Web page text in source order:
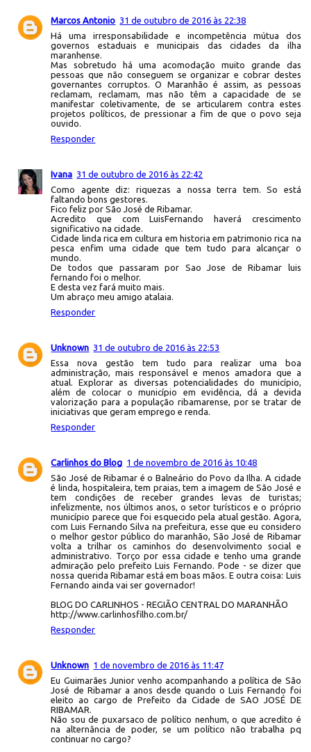
Marcos Antonio 31 de outubro de 2016 às 22:38
Há uma irresponsabilidade e incompetência mútua dos
governos estaduais e municipais das cidades da ilha
maranhense.
Mas sobretudo há uma acomodação muito grande das
pessoas que não conseguem se organizar e cobrar destes
governantes corruptos. O Maranhão é assim, as pessoas
reclamam, reclamam, mas não têm a capacidade de se
manifestar coletivamente, de se articularem contra estes
projetos políticos, de pressionar a fim de que o povo seja
ouvido.
Responder
Ivana 31 de outubro de 2016 às 22:42
Como agente diz: riquezas a nossa terra tem. So está
faltando bons gestores.
Fico feliz por São José de Ribamar.
Acredito que com LuisFernando haverá crescimento
significativo na cidade.
Cidade linda rica em cultura em historia em patrimonio rica na
pesca enfim uma cidade que tem tudo para alcançar o
mundo.
De todos que passaram por Sao Jose de Ribamar luis
fernando foi o melhor.
E desta vez fará muito mais.
Um abraço meu amigo atalaia.
Responder
Unknown 31 de outubro de 2016 às 22:53
Essa nova gestão tem tudo para realizar uma boa
administração, mais responsável e menos amadora que a
atual. Explorar as diversas potencialidades do município,
além de colocar o município em evidência, dá a devida
valorização para a população ribamarense, por se tratar de
iniciativas que geram emprego e renda.
Responder
Carlinhos do Blog 1 de novembro de 2016 às 10:48
São José de Ribamar é o Balneário do Povo da Ilha. A cidade
é linda, hospitaleira, tem praias, tem a imagem de São José e
tem condições de receber grandes levas de turistas;
infelizmente, nos últimos anos, o setor turísticos e o próprio
município parece que foi esquecido pela atual gestão. Agora,
com Luis Fernando Silva na prefeitura, esse que eu considero
o melhor gestor público do maranhão, São José de Ribamar
volta a trilhar os caminhos do desenvolvimento social e
administrativo. Torço por essa cidade e tenho uma grande
admiração pelo prefeito Luis Fernando. Pode - se dizer que
nossa querida Ribamar está em boas mãos. E outra coisa: Luis
Fernando ainda vai ser governador!
BLOG DO CARLINHOS - REGIÃO CENTRAL DO MARANHÃO
http://www.carlinhosfilho.com.br/
Responder
Unknown 1 de novembro de 2016 às 11:47
Eu Guimarães Junior venho acompanhando a política de São
José de Ribamar a anos desde quando o Luis Fernando foi
eleito ao cargo de Prefeito da Cidade de SAO JOSÉ DE
RIBAMAR.
Não sou de puxarsaco de político nenhum, o que acredito é
na alternância de poder, se um político não trabalha pq
continuar no cargo?